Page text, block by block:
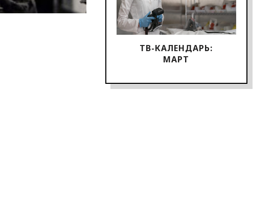
ТВ-КАЛЕНДАРЬ:
МАРТ